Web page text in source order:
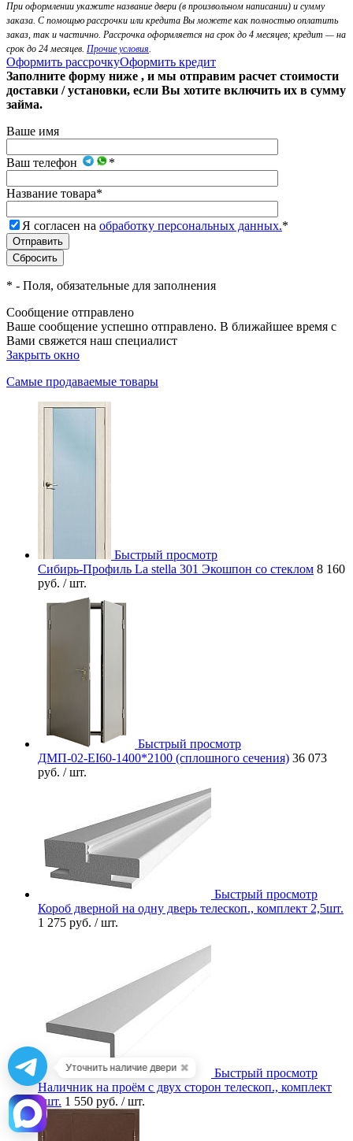
При оформлении укажите название двери (в произвольном написании) и сумму
заказа. С помощью рассрочки или кредита Вы можете как полностью оплатить
заказ, так и частично. Рассрочка оформляется на срок до 4 месяцев; кредит — на
срок до 24 месяцев. Прочие условия.
Оформить рассрочкуОформить кредит
Заполните форму ниже , и мы отправим расчет стоимости
доставки / установки, если Вы хотите включить их в сумму
займа.
Ваше имя
Ваш телефон *
Название товара*
Я согласен на обработку персональных данных.*
* - Поля, обязательные для заполнения
Сообщение отправлено
Ваше сообщение успешно отправлено. В ближайшее время с
Вами свяжется наш специалист
Закрыть окно
Самые продаваемые товары
Быстрый просмотр
Сибирь-Профиль La stella 301 Экошпон со стеклом 8 160
руб. / шт.
Быстрый просмотр
ДМП-02-EI60-1400*2100 (сплошного сечения) 36 073
руб. / шт.
Быстрый просмотр
Короб дверной на одну дверь телескоп., комплект 2,5шт.
1 275 руб. / шт.
Быстрый просмотр
Наличник на проём с двух сторон телескоп., комплект
5шт. 1 550 руб. / шт.
Уточнить наличие двери ✖